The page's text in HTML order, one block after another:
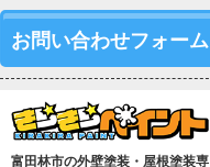
お問い合わせフォーム
富田林市の外壁塗装・屋根塗装専